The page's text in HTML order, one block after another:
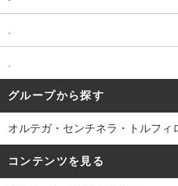
グループから探す
オルテガ・センチネラ・トルフィ
コンテンツを見る